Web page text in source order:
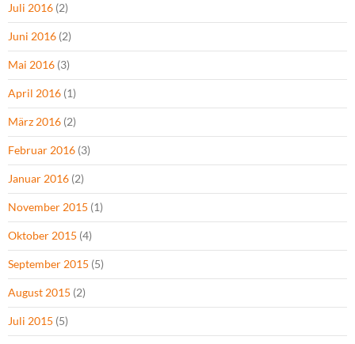
Juli 2016 (2)
Juni 2016 (2)
Mai 2016 (3)
April 2016 (1)
März 2016 (2)
Februar 2016 (3)
Januar 2016 (2)
November 2015 (1)
Oktober 2015 (4)
September 2015 (5)
August 2015 (2)
Juli 2015 (5)